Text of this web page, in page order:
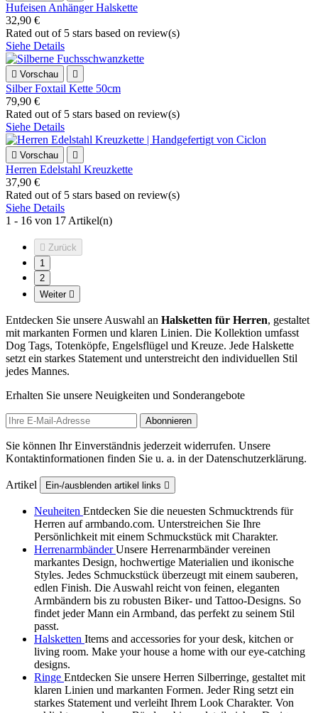
Hufeisen Anhänger Halskette
32,90 €
Rated out of 5 stars based on review(s)
Siehe Details
 Vorschau 
Silber Foxtail Kette 50cm
79,90 €
Rated out of 5 stars based on review(s)
Siehe Details
 Vorschau 
Herren Edelstahl Kreuzkette
37,90 €
Rated out of 5 stars based on review(s)
Siehe Details
1 - 16 von 17 Artikel(n)
 Zurück
1
2
Weiter 
Entdecken Sie unsere Auswahl an Halsketten für Herren, gestaltet
mit markanten Formen und klaren Linien. Die Kollektion umfasst
Dog Tags, Totenköpfe, Engelsflügel und Kreuze. Jede Halskette
setzt ein starkes Statement und unterstreicht den individuellen Stil
jedes Mannes.
Erhalten Sie unsere Neuigkeiten und Sonderangebote
Sie können Ihr Einverständnis jederzeit widerrufen. Unsere
Kontaktinformationen finden Sie u. a. in der Datenschutzerklärung.
Artikel Ein-/ausblenden artikel links 
Neuheiten Entdecken Sie die neuesten Schmucktrends für
Herren auf armbando.com. Unterstreichen Sie Ihre
Persönlichkeit mit einem Schmuckstück mit Charakter.
HerrenarmbänderUnsere Herrenarmbänder vereinen
markantes Design, hochwertige Materialien und ikonische
Styles. Jedes Schmuckstück überzeugt mit einem sauberen,
edlen Finish. Die Auswahl reicht von feinen, eleganten
Armbändern bis zu robusten Biker‑ und Tattoo‑Designs. So
findet jeder Mann ein Armband, das perfekt zu seinem Stil
passt.
Halsketten Items and accessories for your desk, kitchen or
living room. Make your house a home with our eye-catching
designs.
Ringe Entdecken Sie unsere Herren Silberringe, gestaltet mit
klaren Linien und markanten Formen. Jeder Ring setzt ein
starkes Statement und verleiht Ihrem Look Charakter. Von